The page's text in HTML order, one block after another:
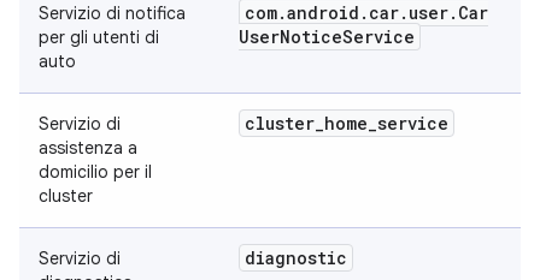
Servizio di notifica
per gli utenti di
auto
com.android . car. user. Car
UserNoticeService
Servizio di
assistenza a
domicilio per il
cluster
cluster_home_service
Servizio di
diagnostic